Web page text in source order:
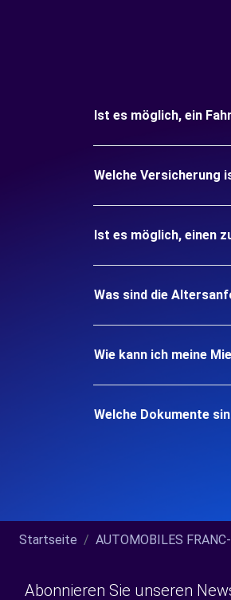
Ist es möglich, ein
Welche Versicherung
Ist es möglich, einen
Was sind die
Wie kann ich meine
Welche Dokumente
Startseite AUTOMOBILES
Abonnieren Sie unseren